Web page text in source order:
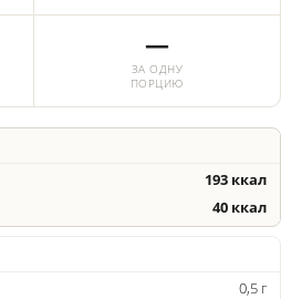
—
ЗА ОДНУ
ПОРЦИЮ
193 ккал
40 ккал
0,5 г